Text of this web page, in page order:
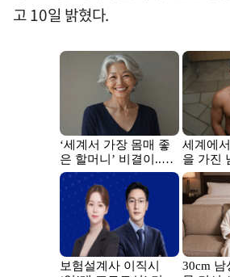
고 10일 밝혔다.